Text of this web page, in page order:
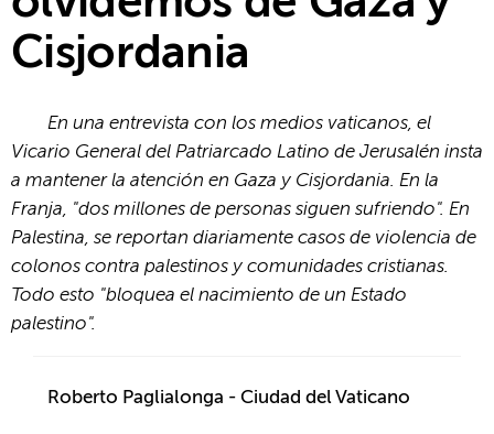
Cisjordania
En una entrevista con los medios vaticanos, el
Vicario General del Patriarcado Latino de Jerusalén insta
a mantener la atención en Gaza y Cisjordania. En la
Franja, "dos millones de personas siguen sufriendo". En
Palestina, se reportan diariamente casos de violencia de
colonos contra palestinos y comunidades cristianas.
Todo esto "bloquea el nacimiento de un Estado
palestino".
Roberto Paglialonga - Ciudad del Vaticano